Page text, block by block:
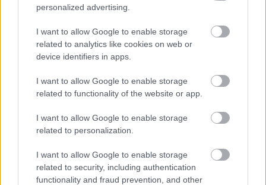
personalized advertising.
I want to allow Google to enable storage
related to analytics like cookies on web or
device identifiers in apps.
I want to allow Google to enable storage
related to functionality of the website or app.
I want to allow Google to enable storage
related to personalization.
I want to allow Google to enable storage
related to security, including authentication
functionality and fraud prevention, and other
Azt is vitték, ami le volt betonozva (GALÉRIA)
Magyarország | Megdöbbentő képeket posztolt a
vandalizmusnak nincs határa. „Mindent elloptak! Vitték,
ami mozdítható volt… és azt is, ami nem...” – írták.